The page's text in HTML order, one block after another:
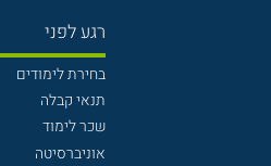
רגע לפני
בחירת לימודים
תנאי קבלה
שכר לימוד
אוניברסיטה